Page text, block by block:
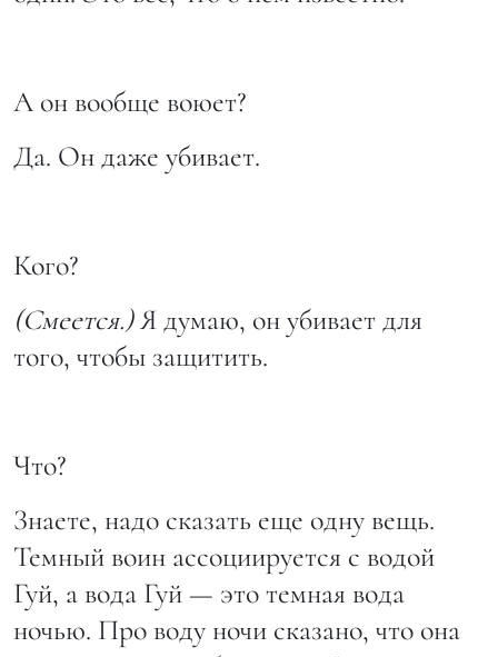
А он вообще воюет?
Да. Он даже убивает.
Кого?
(Смеется.)Я думаю, он убивает для
того, чтобы защитить.
Что?
Знаете, надо сказать еще одну вещь.
Темный воин ассоциируется с водой
Гуй, а вода Гуй — это темная вода
ночью. Про воду ночи сказано, что она